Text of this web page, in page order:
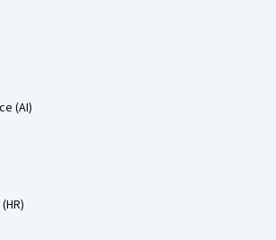
(AI)